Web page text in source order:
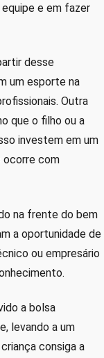
e em fazer
desse
um esporte na
Outra
que o filho ou a
investem em um
ocorre com
na frente do bem
a oportunidade de
ou empresário
a bolsa
levando a um
consiga a